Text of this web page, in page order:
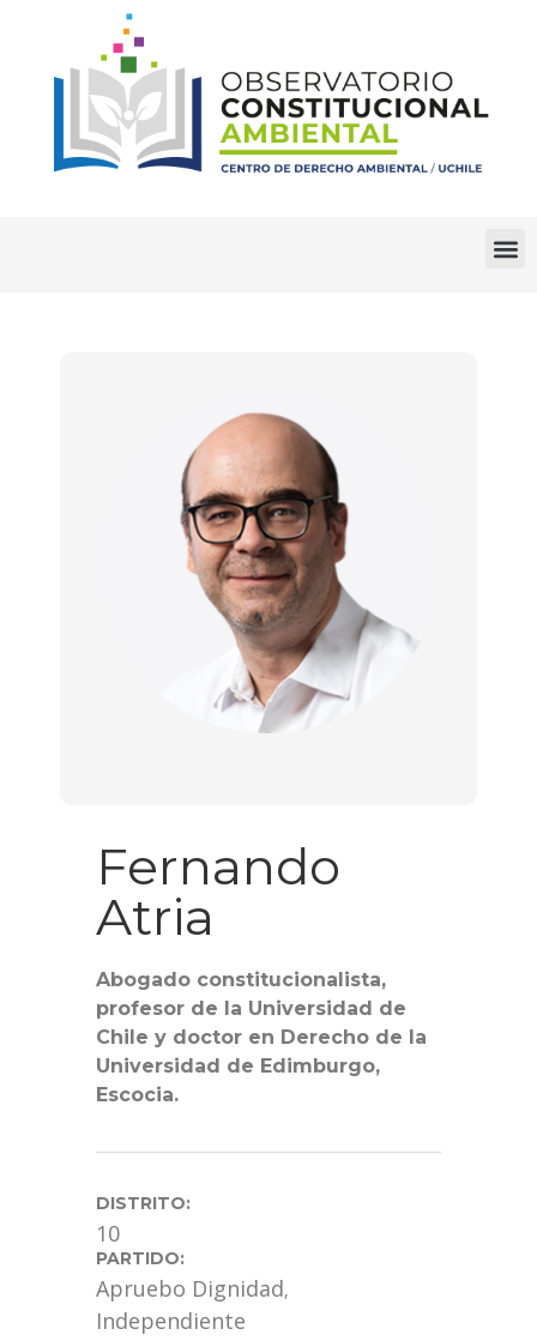
Fernando
Atria
Abogado constitucionalista,
profesor de la Universidad de
Chile y doctor en Derecho de la
Universidad de Edimburgo,
Escocia.
DISTRITO:
10
PARTIDO:
Apruebo Dignidad,
Independiente